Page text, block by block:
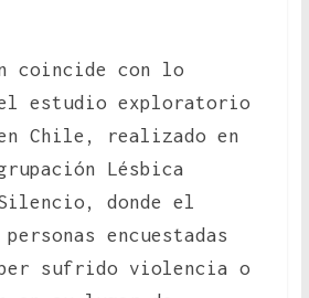
coincide con lo
el estudio exploratorio
Chile, realizado en
Lésbica
donde el
encuestadas
sufrido violencia o